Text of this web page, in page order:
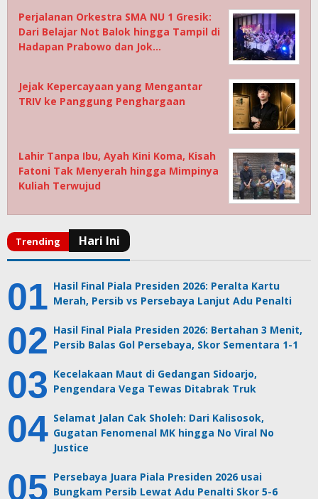
Perjalanan Orkestra SMA NU 1 Gresik:
Dari Belajar Not Balok hingga Tampil di
Hadapan Prabowo dan Jok…
Jejak Kepercayaan yang Mengantar
TRIV ke Panggung Penghargaan
Lahir Tanpa Ibu, Ayah Kini Koma, Kisah
Fatoni Tak Menyerah hingga Mimpinya
Kuliah Terwujud
Hasil Final Piala Presiden 2026: Peralta Kartu
Merah, Persib vs Persebaya Lanjut Adu Penalti
Hasil Final Piala Presiden 2026: Bertahan 3 Menit,
Persib Balas Gol Persebaya, Skor Sementara 1-1
Kecelakaan Maut di Gedangan Sidoarjo,
Pengendara Vega Tewas Ditabrak Truk
Selamat Jalan Cak Sholeh: Dari Kalisosok,
Gugatan Fenomenal MK hingga No Viral No
Justice
Persebaya Juara Piala Presiden 2026 usai
Bungkam Persib Lewat Adu Penalti Skor 5-6